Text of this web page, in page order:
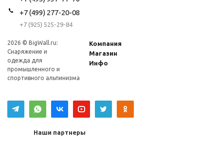
+7 (499) 277-20-08
+7 (925) 525-29-84
2026 © BigWall.ru:
Снаряжение и
одежда для
промышленного и
спортивного альпинизма
Компания
Магазин
Инфо
Наши партнеры